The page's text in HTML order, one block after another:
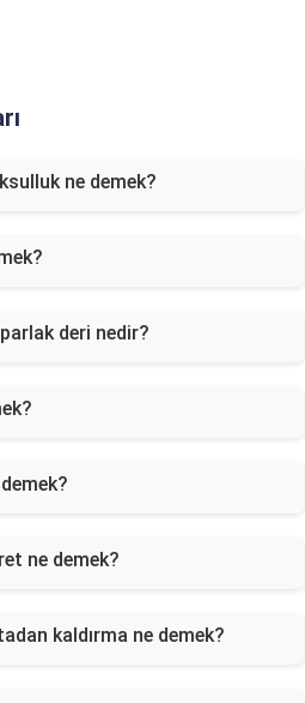
ne demek?
deri nedir?
ne demek?
kaldırma ne demek?